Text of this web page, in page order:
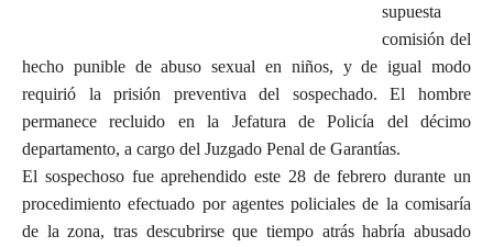
supuesta
comisión del
hecho punible de abuso sexual en niños, y de igual modo
requirió la prisión preventiva del sospechado. El hombre
permanece recluido en la Jefatura de Policía del décimo
departamento, a cargo del Juzgado Penal de Garantías.
El sospechoso fue aprehendido este 28 de febrero durante un
procedimiento efectuado por agentes policiales de la comisaría
de la zona, tras descubrirse que tiempo atrás habría abusado